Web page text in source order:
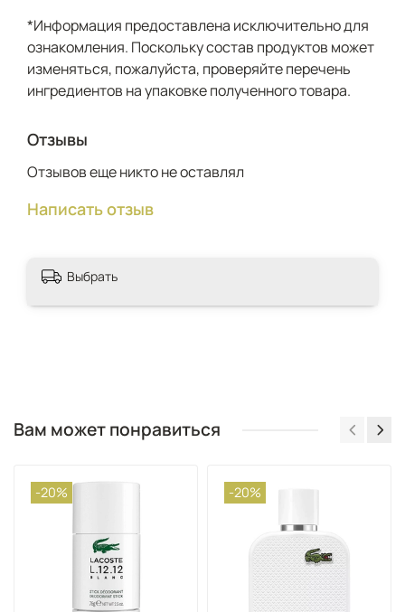
*Информация предоставлена исключительно для
ознакомления. Поскольку состав продуктов может
изменяться, пожалуйста, проверяйте перечень
ингредиентов на упаковке полученного товара.
Отзывы
Отзывов еще никто не оставлял
Написать отзыв
Выбрать
Вам может понравиться
-20% -20%